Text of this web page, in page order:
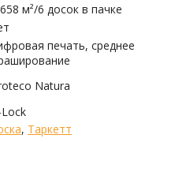
м²/6 досок в пачке
печать, среднее
Natura
, Таркетт